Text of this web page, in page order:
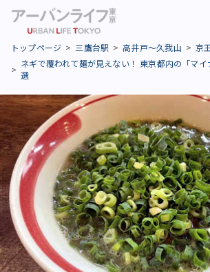
トップページ 三鷹台駅 高井戸～久我山
京
ネギで覆われて麺が見えない！ 東京都内の「マ
選